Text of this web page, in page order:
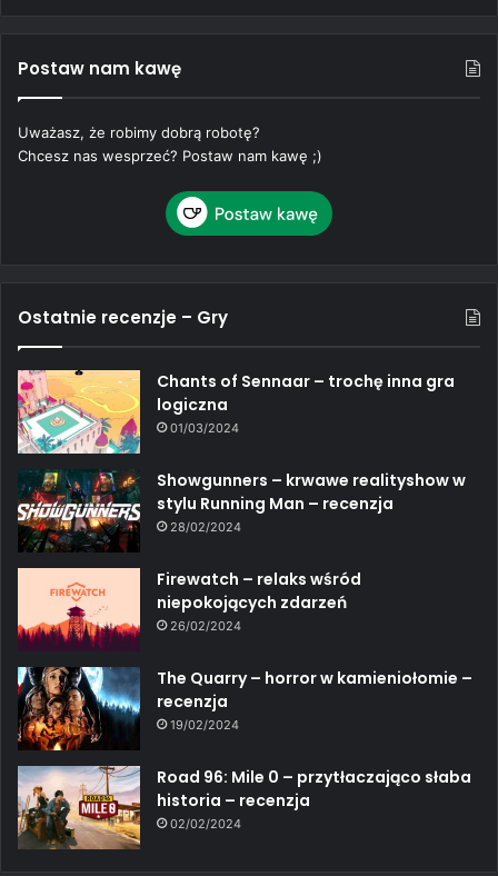
Postaw nam kawę
Uważasz, że robimy dobrą robotę?
Chcesz nas wesprzeć? Postaw nam kawę ;)
Ostatnie recenzje – Gry
Chants of Sennaar – trochę inna gra
logiczna
01/03/2024
Showgunners – krwawe realityshow w
stylu Running Man – recenzja
28/02/2024
Firewatch – relaks wśród
niepokojących zdarzeń
26/02/2024
The Quarry – horror w kamieniołomie –
recenzja
19/02/2024
Road 96: Mile 0 – przytłaczająco słaba
historia – recenzja
02/02/2024